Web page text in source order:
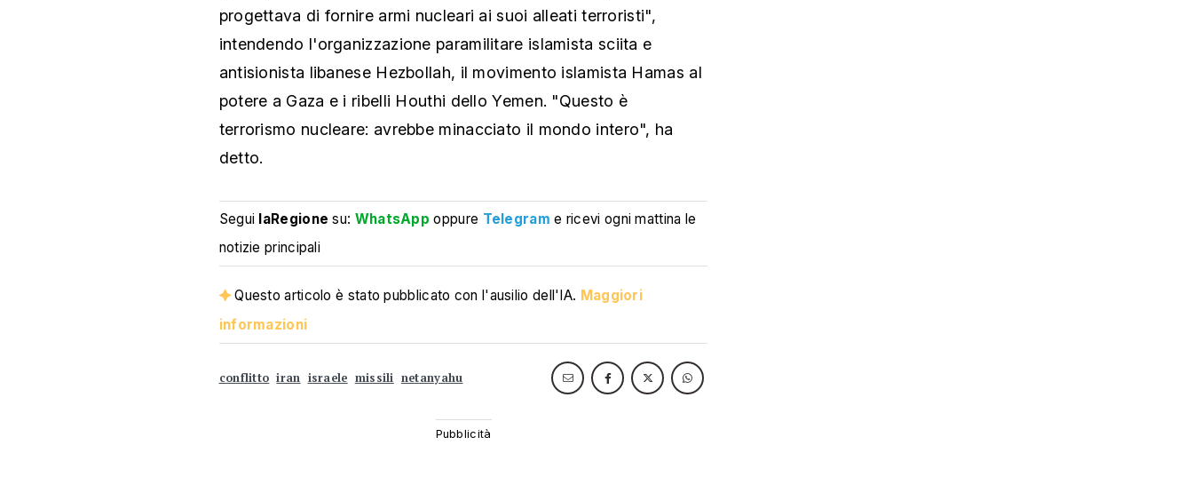
progettava di fornire armi nucleari ai suoi alleati terroristi",
intendendo l'organizzazione paramilitare islamista sciita e
antisionista libanese Hezbollah, il movimento islamista Hamas al
potere a Gaza e i ribelli Houthi dello Yemen. "Questo è
terrorismo nucleare: avrebbe minacciato il mondo intero", ha
detto.
Segui laRegione su: WhatsApp oppure Telegram e ricevi ogni mattina le
notizie principali
Questo articolo è stato pubblicato con l'ausilio dell'IA. Maggiori
informazioni
conflitto iran israele missili netanyahu